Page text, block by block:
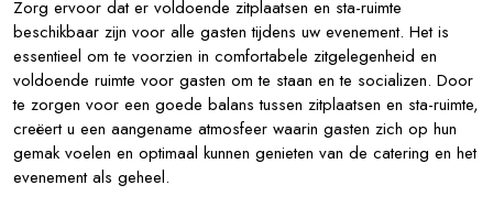
Zorg ervoor dat er voldoende zitplaatsen en sta-ruimte
beschikbaar zijn voor alle gasten tijdens uw evenement. Het is
essentieel om te voorzien in comfortabele zitgelegenheid en
voldoende ruimte voor gasten om te staan en te socializen. Door
te zorgen voor een goede balans tussen zitplaatsen en sta-ruimte,
creëert u een aangename atmosfeer waarin gasten zich op hun
gemak voelen en optimaal kunnen genieten van de catering en het
evenement als geheel.